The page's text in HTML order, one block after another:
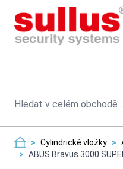
Skip to Content
Search
> Cylindrické vložky >
> ABUS Bravus.3000